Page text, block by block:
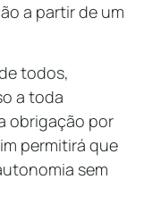
a partir de um
todos,
a toda
obrigação por
permitirá que
sem